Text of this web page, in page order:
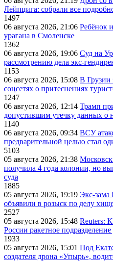
Лейпцига: собрали все
1497
06 августа 2026, 21:06 Ребёнок
урагана в Смоленске
1362
06 августа 2026, 19:06 Суд на
рассмотрению дела экс-
1153
06 августа 2026, 15:08 В Грузии
соцсетях о притеснениях
1247
06 августа 2026, 12:14 Трамп
допустившим утечку данных о
1140
06 августа 2026, 09:34 ВСУ
предварительной целью стал
5103
05 августа 2026, 21:38
получила 4 года колонии, но
суда
1885
05 августа 2026, 19:19 Экс-зама
объявили в розыск по делу
2527
05 августа 2026, 15:48 Reuters:
России ракетное
1933
05 августа 2026, 15:01 Под
создателя дрона «Упырь»,